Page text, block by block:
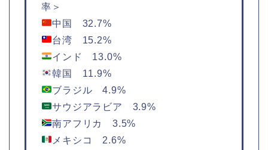
率＞
中国 32.7%
台湾 15.2%
インド 13.0%
韓国 11.9%
ブラジル 4.9%
サウジアラビア 3.9%
南アフリカ 3.5%
メキシコ 2.6%